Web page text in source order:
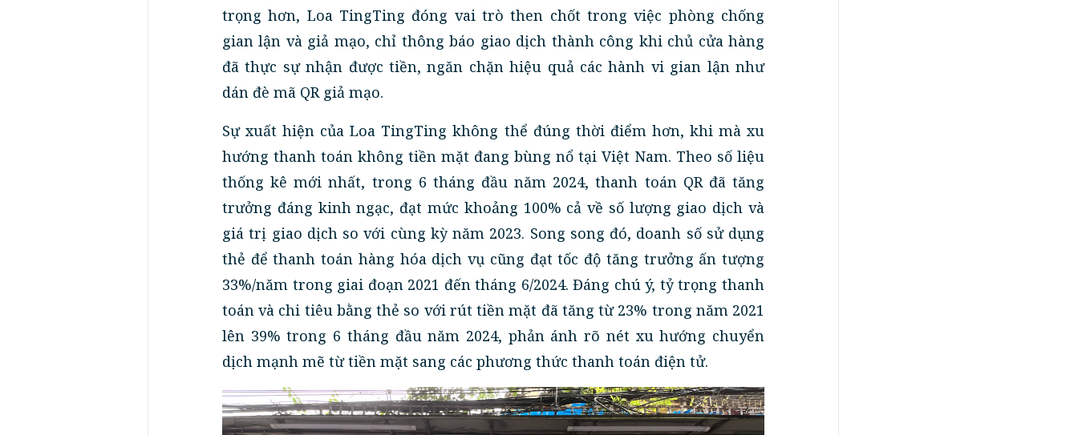
trọng hơn, Loa TingTing đóng vai trò then chốt trong việc phòng chống
gian lận và giả mạo, chỉ thông báo giao dịch thành công khi chủ cửa hàng
đã thực sự nhận được tiền, ngăn chặn hiệu quả các hành vi gian lận như
dán đè mã QR giả mạo.
Sự xuất hiện của Loa TingTing không thể đúng thời điểm hơn, khi mà xu
hướng thanh toán không tiền mặt đang bùng nổ tại Việt Nam. Theo số liệu
thống kê mới nhất, trong 6 tháng đầu năm 2024, thanh toán QR đã tăng
trưởng đáng kinh ngạc, đạt mức khoảng 100% cả về số lượng giao dịch và
giá trị giao dịch so với cùng kỳ năm 2023. Song song đó, doanh số sử dụng
thẻ để thanh toán hàng hóa dịch vụ cũng đạt tốc độ tăng trưởng ấn tượng
33%/năm trong giai đoạn 2021 đến tháng 6/2024. Đáng chú ý, tỷ trọng thanh
toán và chi tiêu bằng thẻ so với rút tiền mặt đã tăng từ 23% trong năm 2021
lên 39% trong 6 tháng đầu năm 2024, phản ánh rõ nét xu hướng chuyển
dịch mạnh mẽ từ tiền mặt sang các phương thức thanh toán điện tử.